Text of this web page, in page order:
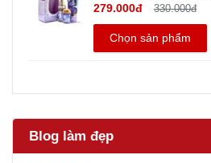
tay khô mini - Bath
Size
279.000đ 330.000đ
Chọn sản phẩm
Blog làm đẹp